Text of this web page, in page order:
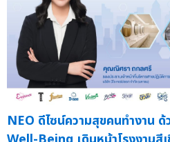
NEO ดีไซน์ความสุขคนทำงาน